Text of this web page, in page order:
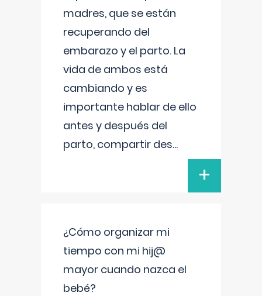
madres, que se están
recuperando del
embarazo y el parto. La
vida de ambos está
cambiando y es
importante hablar de ello
antes y después del
parto, compartir des...
+
¿Cómo organizar mi
tiempo con mi hij@
mayor cuando nazca el
bebé?